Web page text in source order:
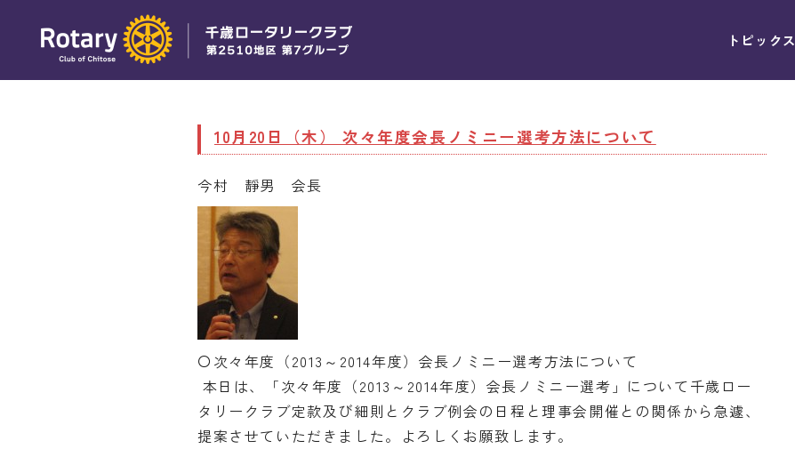
トピックス
10月20日（木） 次々年度会長ノミニー選考方法について
今村 靜男 会長
〇次々年度（2013～2014年度）会長ノミニー選考方法について
本日は、「次々年度（2013～2014年度）会長ノミニー選考」について千歳ロー
タリークラブ定款及び細則とクラブ例会の日程と理事会開催との関係から急遽、
提案させていただきました。よろしくお願致します。